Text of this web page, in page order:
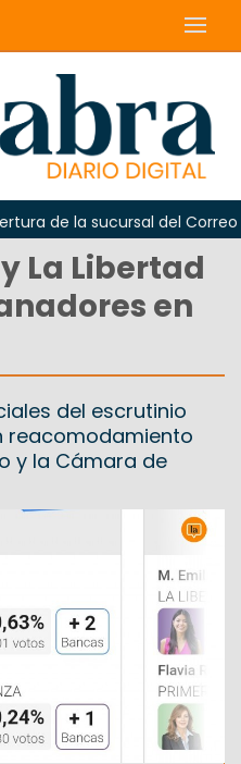
de la sucursal del Correo
La Libertad
en
del escrutinio
reacomodamiento
y la Cámara de